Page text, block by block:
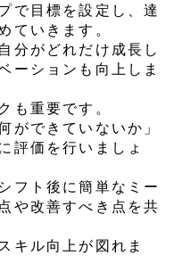
で目標を設定し、達
ていきます。
分がどれだけ成長し
ーションも向上しま
も重要です。
ができていないか」
評価を行いましょ
フト後に簡単なミー
や改善すべき点を共
キル向上が図れま